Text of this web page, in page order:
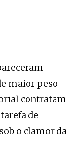
maior peso
contratam
de
o clamor da